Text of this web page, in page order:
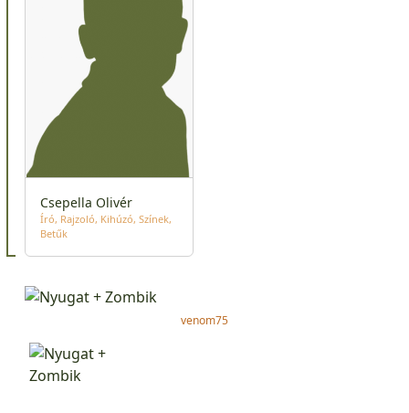
Csepella Olivér
Író Rajzoló Kihúzó Színek
Betűk
venom75